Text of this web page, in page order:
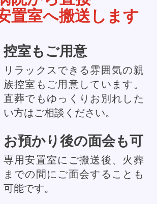
置室へ搬送します
控室もご用意
リラックスできる雰囲気の親
族控室もご用意しています。
直葬でもゆっくりお別れした
い方はご相談ください。
お預かり後の面会も可
専用安置室にご搬送後、火葬
までの間にご面会することも
可能です。